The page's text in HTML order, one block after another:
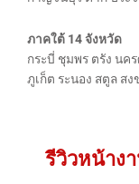
ภาคใต้ 14 จังหวัด
กระบี่ ชุมพร ตรัง นค
ภูเก็ต ระนอง สตูล ส
รีวิวหน้าง